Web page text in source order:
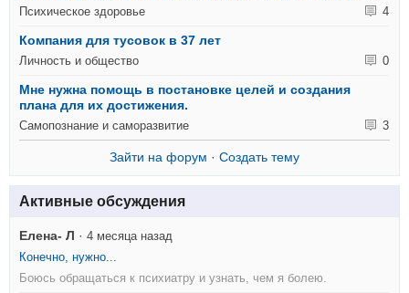
Психическое здоровье 4
Компания для тусовок в 37 лет
Личность и общество 0
Мне нужна помощь в постановке целей и создания
плана для их достижения.
Самопознание и саморазвитие 3
Зайти на форум · Создать тему
Активные обсуждения
Елена- Л ·4 месяца назад
Конечно, нужно...
Боюсь обращаться к психиатру и узнать, чем я болею.